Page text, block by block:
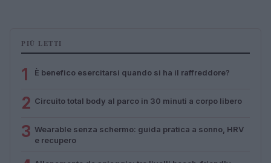
PIÙ LETTI
1 È benefico esercitarsi quando si ha il raffreddore?
2 Circuito total body al parco in 30 minuti a corpo libero
3 Wearable senza schermo: guida pratica a sonno, HRV
e recupero